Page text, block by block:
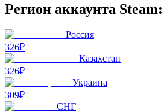
Регион аккаунта Steam:
Россия
326₽
Казахстан
326₽
Украина
309₽
СНГ